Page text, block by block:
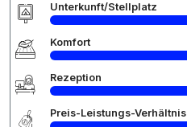
Unterkunft/Stellplatz
Komfort
Rezeption
Preis-Leistungs-Verhältnis